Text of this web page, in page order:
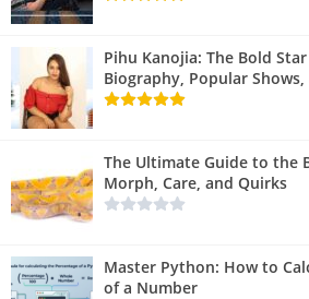
Pihu Kanojia: The Bold
Biography, Popular Shows,
The Ultimate Guide to the
Morph, Care, and Quirks
Master Python: How to
of a Number